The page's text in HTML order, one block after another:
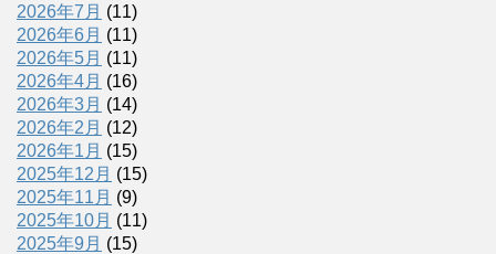
2026年7月 (11)
2026年6月 (11)
2026年5月 (11)
2026年4月 (16)
2026年3月 (14)
2026年2月 (12)
2026年1月 (15)
2025年12月 (15)
2025年11月 (9)
2025年10月 (11)
2025年9月 (15)